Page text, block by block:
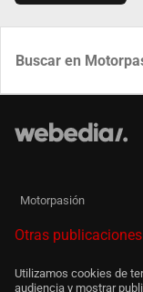
Motorpasión
Otras
Utilizamos cookies de
audiencia y mostrar